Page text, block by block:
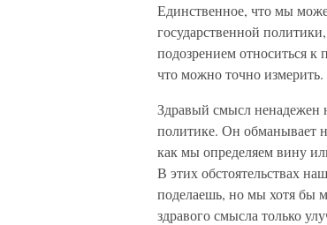
Единственное, что мы
государственной
подозрением относиться к
что можно точно измерить.
Здравый смысл ненадежен
политике. Он обманывает
как мы определяем вину
В этих обстоятельствах
поделаешь, но мы хотя бы
здравого смысла только